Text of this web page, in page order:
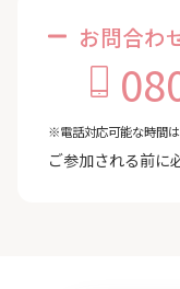
お問合わ
※電話対応可能な時間は
ご参加される前に